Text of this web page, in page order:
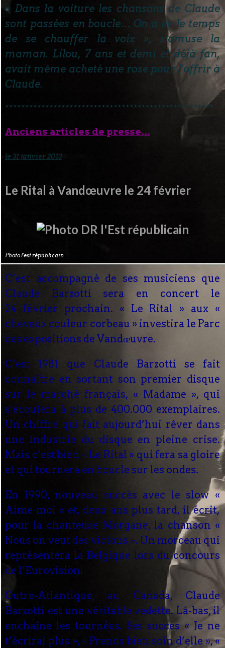
« Dans la voiture les chansons de Claude
sont passées en boucle… On a eu le temps
de se chauffer la voix », s’amuse la
maman. Lilou, 7 ans et demi et déjà fan,
avait même acheté une rose pour l’offrir à
Claude.
****************************************************
Anciens articles de presse...
le 31 janvier 2013
Le Rital à Vandœuvre le 24 février
Photo l'est républicain
C’est accompagné de ses musiciens que
Claude Barzotti sera en concert le
24 février prochain. « Le Rital » aux «
cheveux couleur corbeau » investira le Parc
des expositions de Vandœuvre.
C’est 1981 que Claude Barzotti se fait
connaître en sortant son premier disque
sur le marché français, « Madame », qui
s’écoulera à plus de 400.000 exemplaires.
Un chiffre qui fait aujourd’hui rêver dans
une industrie du disque en pleine crise.
Mais c’est bien « Le Rital » qui fera sa gloire
et qui tournera en boucle sur les ondes.
En 1990, nouveau succès avec le slow «
Aime-moi » et, deux ans plus tard, il écrit,
pour la chanteuse Morgane, la chanson «
Nous on veut des violons ». Un morceau qui
représentera la Belgique lors du concours
de l’Eurovision.
Outre-Atlantique, au Canada, Claude
Barzotti est une véritable vedette. Là-bas, il
enchaîne les tournées. Ses succès « Je ne
t’écrirai plus », « Prends bien soin d’elle », «